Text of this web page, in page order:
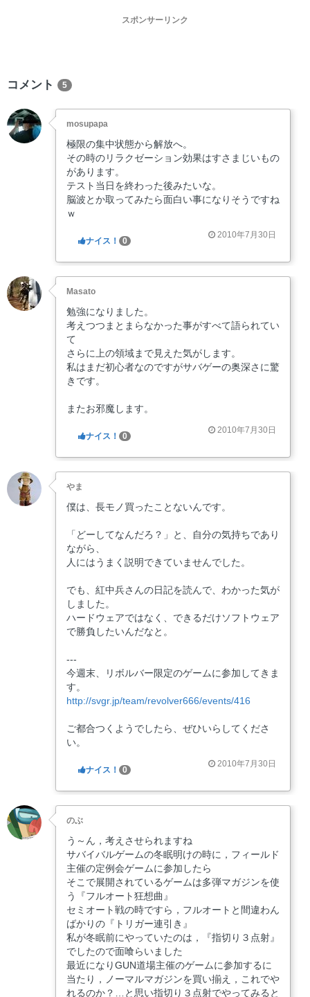
スポンサーリンク
コメント 5
mosupapa
極限の集中状態から解放へ。
その時のリラクゼーション効果はすさまじいもの
があります。
テスト当日を終わった後みたいな。
脳波とか取ってみたら面白い事になりそうですね
ｗ
2010年7月30日
ナイス！ 0
Masato
勉強になりました。
考えつつまとまらなかった事がすべて語られてい
て
さらに上の領域まで見えた気がします。
私はまだ初心者なのですがサバゲーの奥深さに驚
きです。
またお邪魔します。
2010年7月30日
ナイス！ 0
やま
僕は、長モノ買ったことないんです。
「どーしてなんだろ？」と、自分の気持ちであり
ながら、
人にはうまく説明できていませんでした。
でも、紅中兵さんの日記を読んで、わかった気が
しました。
ハードウェアではなく、できるだけソフトウェア
で勝負したいんだなと。
---
今週末、リボルバー限定のゲームに参加してきま
す。
http://svgr.jp/team/revolver666/events/416
ご都合つくようでしたら、ぜひいらしてくださ
い。
2010年7月30日
ナイス！ 0
のぶ
う～ん，考えさせられますね
サバイバルゲームの冬眠明けの時に，フィールド
主催の定例会ゲームに参加したら
そこで展開されているゲームは多弾マガジンを使
う『フルオート狂想曲』
セミオート戦の時ですら，フルオートと間違わん
ばかりの『トリガー連引き』
私が冬眠前にやっていたのは，『指切り３点射』
でしたので面喰らいました
最近になりGUN道場主催のゲームに参加するに
当たり，ノーマルマガジンを買い揃え，これでや
れるのか？…と思い指切り３点射でやってみると